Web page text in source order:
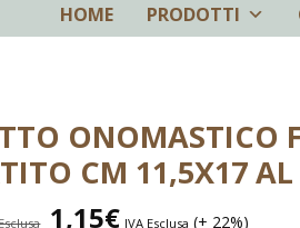
HOME PRODOTTI
ONOMASTICO
CM 11,5X17 AL
1,15€ IVA Esclusa (+ 22%)